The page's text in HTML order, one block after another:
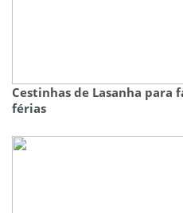
Cestinhas de Lasanha para
férias